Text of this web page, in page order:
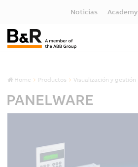
Noticias Academy
Home Productos Visualización y gestión
PANELWARE